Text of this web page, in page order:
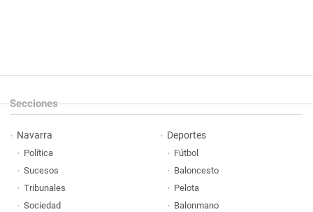
Secciones
Navarra
Política
Sucesos
Tribunales
Sociedad
Deportes
Fútbol
Baloncesto
Pelota
Balonmano